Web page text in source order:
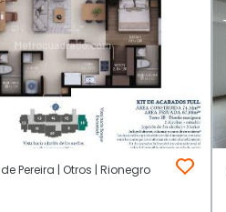
Pereira | Otros | Rionegro